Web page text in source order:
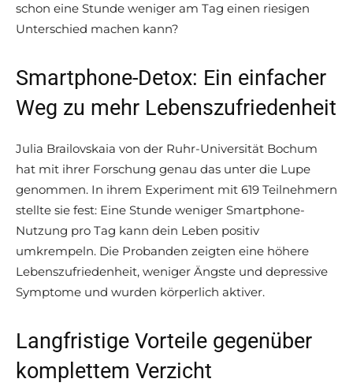
schon eine Stunde weniger am Tag einen riesigen
Unterschied machen kann?
Smartphone-Detox: Ein einfacher
Weg zu mehr Lebenszufriedenheit
Julia Brailovskaia von der Ruhr-Universität Bochum
hat mit ihrer Forschung genau das unter die Lupe
genommen. In ihrem Experiment mit 619 Teilnehmern
stellte sie fest: Eine Stunde weniger Smartphone-
Nutzung pro Tag kann dein Leben positiv
umkrempeln. Die Probanden zeigten eine höhere
Lebenszufriedenheit, weniger Ängste und depressive
Symptome und wurden körperlich aktiver.
Langfristige Vorteile gegenüber
komplettem Verzicht